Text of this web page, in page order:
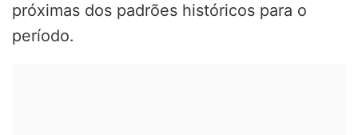
próximas dos padrões históricos para o
período.